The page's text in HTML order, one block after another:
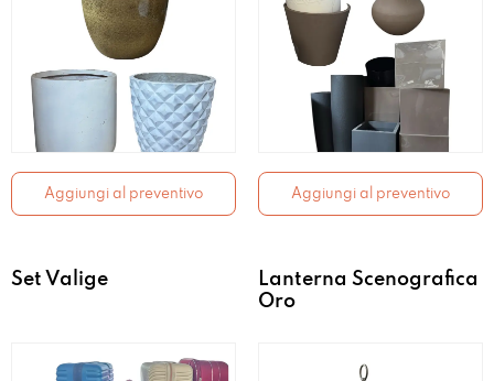
Aggiungi al preventivo Aggiungi al preventivo
Set Valige
Lanterna Scenografica
Oro